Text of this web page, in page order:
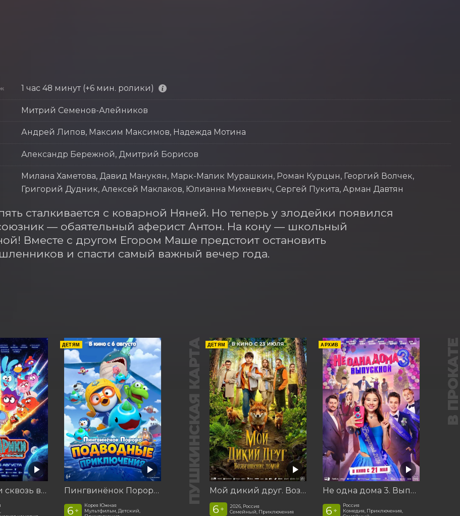
1 час 48 минут (+6 мин. ролики)
Митрий Семенов-Алейников
Андрей Липов, Максим Максимов, Надежда Мотина
Александр Бережной, Дмитрий Борисов
Милана Хаметова, Давид Манукян, Марк-Малик Мурашкин, Роман Курцын, Георгий Волчек,
Григорий Дудник, Алексей Маклаков, Юлианна Михневич, Сергей Пукита, Арман Давтян
сталкивается с коварной Няней. Но теперь у злодейки появился
— обаятельный аферист Антон. На кону — школьный
Вместе с другом Егором Маше предстоит остановить
и спасти самый важный вечер года.
Смешарики сквозь вселенные
ДЕТЯМ
Пингвинёнок Пороро. Подводные приключения
6 +
Корея Южная
Мультфильм, Детский,
ПУШКИНСКАЯ КАРТА ДЕТЯМ
Мой дикий друг. Возвращение домой
6 +
2026, Россия
Семейный, Приключения
АРХИВ
Не одна дома 3. Выпускной
6 +
Россия
Комедия, Приключения,
В